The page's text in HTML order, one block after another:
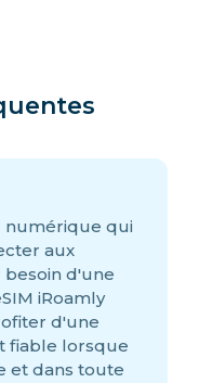
numérique qui
aux
besoin d'une
iRoamly
d'une
fiable lorsque
et dans toute